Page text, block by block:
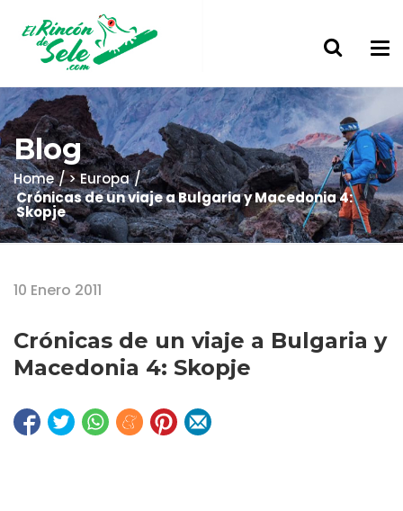
Blog
Home
> Europa
Crónicas de un viaje a Bulgaria y Macedonia 4:
Skopje
10 Enero 2011
Crónicas de un viaje a Bulgaria y
Macedonia 4: Skopje